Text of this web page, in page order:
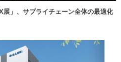
展」、サプライチェーン全体の最適化